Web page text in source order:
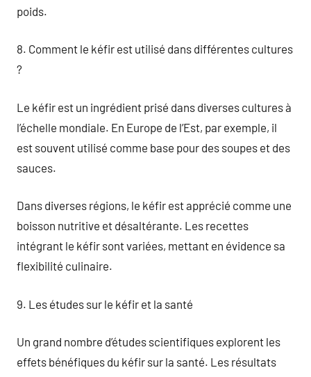
poids.
8. Comment le kéfir est utilisé dans différentes cultures
?
Le kéfir est un ingrédient prisé dans diverses cultures à
l’échelle mondiale. En Europe de l’Est, par exemple, il
est souvent utilisé comme base pour des soupes et des
sauces.
Dans diverses régions, le kéfir est apprécié comme une
boisson nutritive et désaltérante. Les recettes
intégrant le kéfir sont variées, mettant en évidence sa
flexibilité culinaire.
9. Les études sur le kéfir et la santé
Un grand nombre d’études scientifiques explorent les
effets bénéfiques du kéfir sur la santé. Les résultats